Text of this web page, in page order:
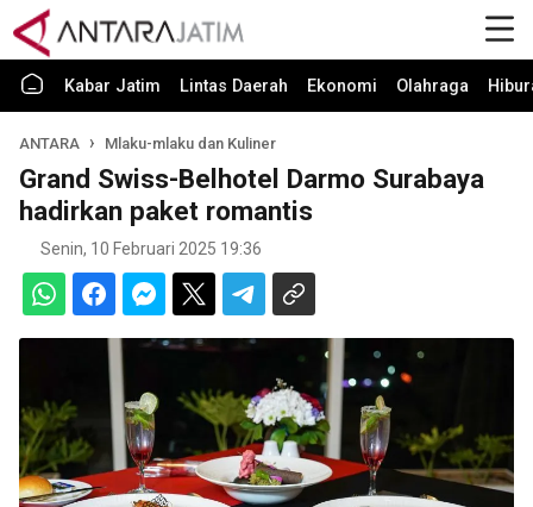
Kabar Jatim Lintas Daerah Ekonomi Olahraga
ANTARA Mlaku-mlaku dan Kuliner
Grand Swiss-Belhotel Darmo Surabaya
hadirkan paket romantis
Senin, 10 Februari 2025 19:36